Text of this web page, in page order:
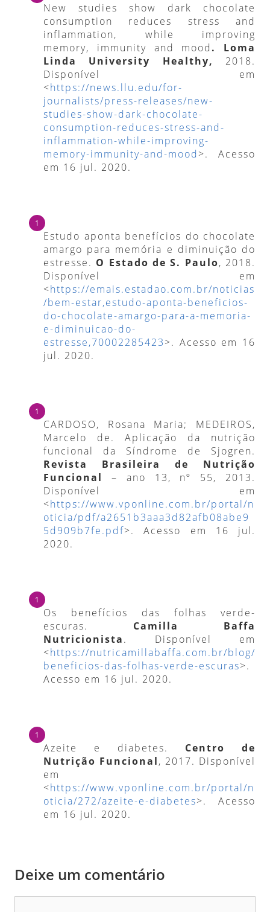
New studies show dark chocolate
consumption reduces stress and
inflammation, while improving
memory, immunity and mood . Loma
Linda University Healthy, 2018.
Disponível em
<https://news.llu.edu/for-
journalists/press-releases/new-
studies-show-dark-chocolate-
consumption-reduces-stress-and-
inflammation-while-improving-
memory-immunity-and-mood >. Acesso
em 16 jul. 2020.
Estudo aponta benefícios do chocolate
amargo para memória e diminuição do
estresse. O Estado de S. Paulo, 2018.
Disponível em
<https://emais.estadao.com.br/noticias
/bem-estar,estudo-aponta-beneficios-
do-chocolate-amargo-para-a-memoria-
e-diminuicao-do-
estresse,70002285423>. Acesso em 16
jul. 2020.
CARDOSO, Rosana Maria; MEDEIROS,
Marcelo de. Aplicação da nutrição
funcional da Síndrome de Sjogren.
Revista Brasileira de Nutrição
Funcional
– ano 13, nº 55, 2013.
Disponível em
<https://www.vponline.com.br/portal/n
oticia/pdf/a2651b3aaa3d82afb08abe9
5d909b7fe.pdf>. Acesso em 16 jul.
2020.
Os benefícios das folhas verde-
escuras. Camilla Baffa
Nutricionista. Disponível em
<https://nutricamillabaffa.com.br/blog/
beneficios-das-folhas-verde-escuras>.
Acesso em 16 jul. 2020.
Azeite e diabetes. Centro de
Nutrição Funcional, 2017. Disponível
em
<https://www.vponline.com.br/portal/n
oticia/272/azeite-e-diabetes>. Acesso
em 16 jul. 2020.
Deixe um comentário